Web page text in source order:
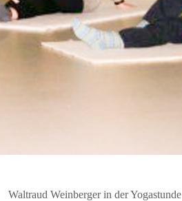
Waltraud Weinberger in der Yogastunde